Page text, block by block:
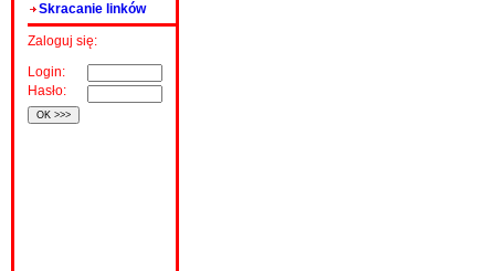
Skracanie linków
Zaloguj się:
Login:
Hasło: